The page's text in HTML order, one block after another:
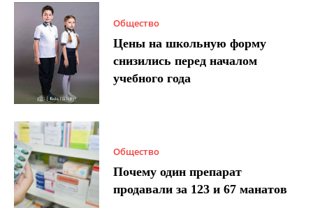
Общество
Цены на школьную форму
снизились перед началом
учебного года
Общество
Почему один препарат
продавали за 123 и 67 манатов